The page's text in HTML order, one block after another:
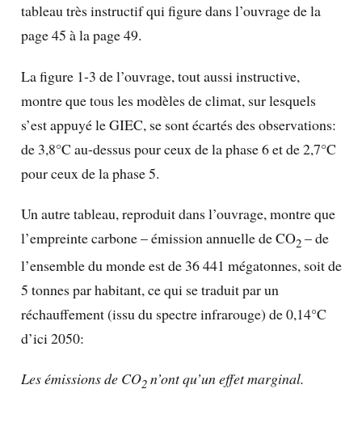
tableau très instructif qui figure dans l’ouvrage de la
page 45 à la page 49.
La figure 1-3 de l’ouvrage, tout aussi instructive,
montre que tous les modèles de climat, sur lesquels
s’est appuyé le GIEC, se sont écartés des observations:
de 3,8°C au-dessus pour ceux de la phase 6 et de 2,7°C
pour ceux de la phase 5.
Un autre tableau, reproduit dans l’ouvrage, montre que
l’empreinte carbone – émission annuelle de CO2 – de
l’ensemble du monde est de 36 441 mégatonnes, soit de
5 tonnes par habitant, ce qui se traduit par un
réchauffement (issu du spectre infrarouge) de 0,14°C
d’ici 2050:
Les émissions de CO2 n’ont qu’un effet marginal.